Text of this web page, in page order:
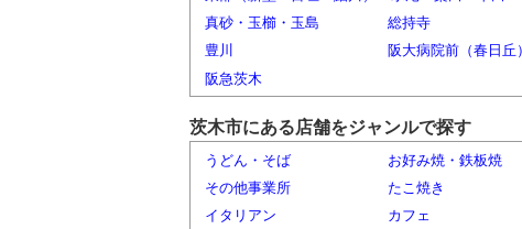
真砂・玉櫛・玉島
総持寺
豊川
阪大病院前（春日丘）
阪急茨木
茨木市にある店舗をジャンルで探す
うどん・そば お好み焼・鉄板焼
その他事業所
たこ焼き
イタリアン
カフェ